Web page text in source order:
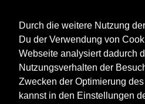
Durch die weitere Nutzung
Du der Verwendung von
Webseite analysiert dadurch
Nutzungsverhalten der
Zwecken der Optimierung
kannst in den Einstellungen